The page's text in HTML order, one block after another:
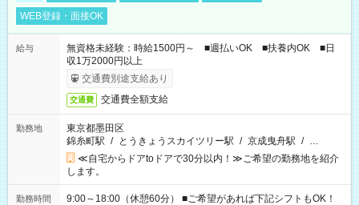
WEB登録・面接OK
給与
無資格未経験：時給1500円～ ■週払いOK ■扶養内OK ■日
収1万2000円以上
交通費別途支給あり
交通費 交通費全額支給
勤務地
東京都墨田区
錦糸町駅 / とうきょうスカイツリー駅 / 京成曳舟駅 / …
≪自宅からドアtoドアで30分以内！≫ご希望の勤務地を紹介
します。
勤務時間
9:00～18:00（休憩60分） ■ご希望があれば下記シフトもOK！